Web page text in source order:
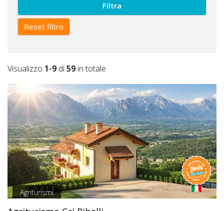
Filtra
Reset filtro
Visualizzo 1-9 di59 in totale
Agriturismi